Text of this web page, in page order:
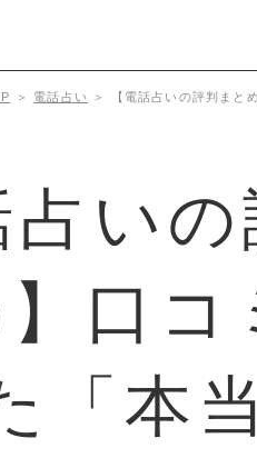
＞ 電話占い ＞
【電話占いの評判まと